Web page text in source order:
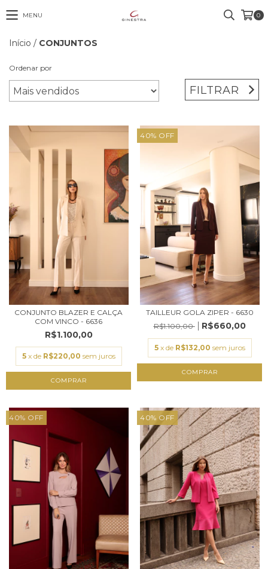
MENU 0
Início / CONJUNTOS
Ordenar por
FILTRAR
CONJUNTO BLAZER E CALÇA
COM VINCO - 6636
R$1.100,00
5 x de R$220,00 sem juros
COMPRAR
40% OFF
TAILLEUR GOLA ZIPER - 6630
R$1.100,00
R$660,00
5 x de R$132,00 sem juros
COMPRAR
40% OFF 40% OFF